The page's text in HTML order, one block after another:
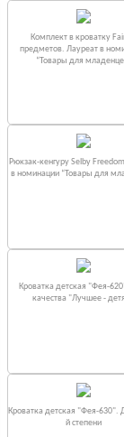
Комплект в кроватку
предметов. Лауреат в
“Товары для
Рюкзак-кенгуру Selby
в номинации “Товары для
Кроватка детская "Фея-
качества "Лучшее -
Кроватка детская "Фея-630".
й степени